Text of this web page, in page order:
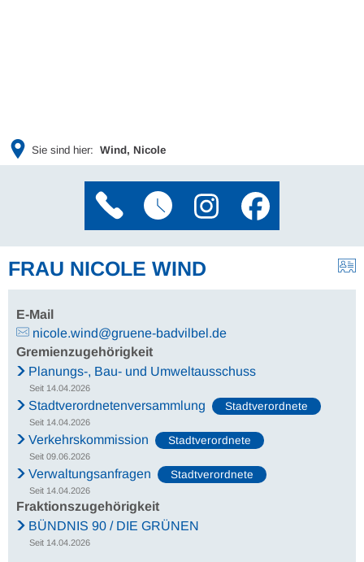
Sie sind hier: Wind, Nicole
FRAU NICOLE WIND
E-Mail
nicole.wind@gruene-badvilbel.de
Gremienzugehörigkeit
Planungs-, Bau- und Umweltausschuss
Seit 14.04.2026
Stadtverordnetenversammlung Stadtverordnete
Seit 14.04.2026
Verkehrskommission Stadtverordnete
Seit 09.06.2026
Verwaltungsanfragen Stadtverordnete
Seit 14.04.2026
Fraktionszugehörigkeit
BÜNDNIS 90 / DIE GRÜNEN
Seit 14.04.2026